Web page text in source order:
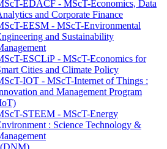
EDACF - MScT-Economics, Data
and Corporate Finance
EESM - MScT-Environmental
and Sustainability
ESCLiP - MScT-Economics for
Cities and Climate Policy
IOT - MScT-Internet of Things :
and Management Program
STEEM - MScT-Energy
: Science Technology &